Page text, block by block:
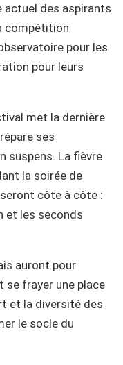
actuel des aspirants
compétition
pour les
pour leurs
met la dernière
ses
suspens. La fièvre
la soirée de
côte à côte :
et les seconds
auront pour
se frayer une place
et la diversité des
le socle du